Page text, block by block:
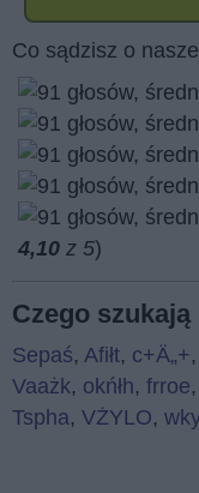
Co sądzisz o
4,10 z 5)
Czego szukają
Sepaś, Afiłt, c+Ä„+,
Vaażk, okńłh, frroe,
Tspha, VŻYLO,